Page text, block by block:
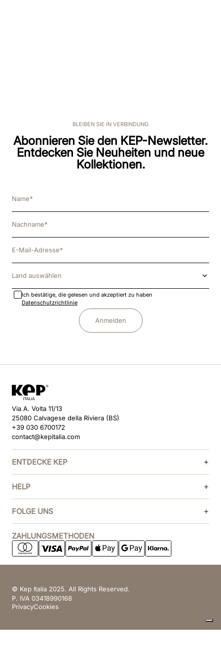
BLEIBEN SIE IN VERBINDUNG
Abonnieren Sie den KEP-Newsletter.
Entdecken Sie Neuheiten und neue
Kollektionen.
Land auswählen
Ich bestätige, die gelesen und akzeptiert zu haben
Datenschutzrichtlinie
Anmelden
Via A. Volta 11/13
25080 Calvagese della Riviera (BS)
+39 030 6700172
contact@kepitalia.com
ENTDECKE KEP
HELP
FOLGE UNS
ZAHLUNGSMETHODEN
© Kep Italia 2025. All Rights Reserved.
P. IVA 03418990168
PrivacyCookies